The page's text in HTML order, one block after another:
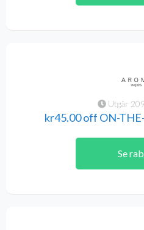
Utgår
kr45.00 off ON-
Se